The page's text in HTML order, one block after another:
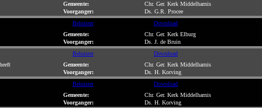
Gemeente:
Chr. Ger. Kerk Middelharnis
Voorganger:
Ds. G.R. Procee
Beluister
Download
Gemeente:
Chr. Ger. Kerk Elburg
Voorganger:
Ds. J. de Bruin
Beluister
Download
Gemeente:
Chr. Ger. Kerk Middelharnis
Voorganger:
Ds. H. Korving
Beluister
Download
Gemeente:
Chr. Ger. Kerk Middelharnis
Voorganger:
Ds. H. Korving